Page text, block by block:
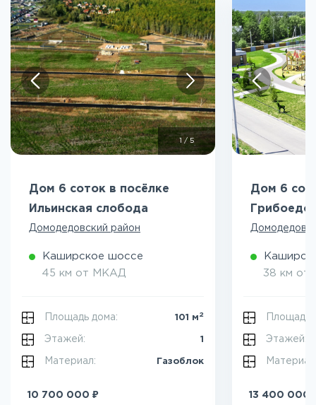
/ 5
Дом 6 соток в посёлке
Ильинская слобода
Домодедовский район
Каширское шоссе
45 км от МКАД
Площадь дома: 101 м 2
Этажей: 1
Материал: Газоблок
10 700 000 ₽
Дом 6
38 км
Площадь
Этажей:
13 400 000